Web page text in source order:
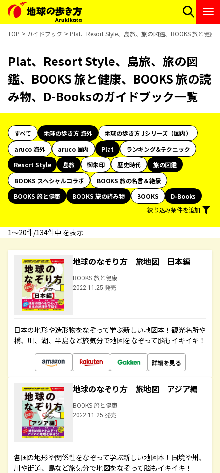
TOP ガイドブック Plat、Resort Style、島旅、旅の図鑑、BOOKS 旅と健
Plat、Resort Style、島旅、旅の図
鑑、BOOKS 旅と健康、BOOKS 旅の読
み物、D-Booksのガイドブック一覧
すべて 地球の歩き方 海外
地球の歩き方 Jシリーズ（国内）
aruco 海外
aruco 国内 Plat
ランキング&テクニック
Resort Style
島旅 御朱印 歴史時代
旅の図鑑
BOOKS スペシャルコラボ
BOOKS 旅の名言＆絶景
BOOKS 旅と健康
BOOKS 旅の読み物 BOOKS
D-Books
絞り込み条件を追加
1〜20件/134件中 を表示
地球のなぞり方 旅地図 日本編
BOOKS 旅と健康
2022.11.25 発売
日本の地形や造形物をなぞって学ぶ新しい地図本！観光名所や
橋、川、湖、半島など旅気分で地図をなぞって脳もイキイキ！
詳細を見る
地球のなぞり方 旅地図 アジア編
BOOKS 旅と健康
2022.11.25 発売
各国の地形や関係性をなぞって学ぶ新しい地図本！国境や州、
川や街道、島など旅気分で地図をなぞって脳もイキイキ！